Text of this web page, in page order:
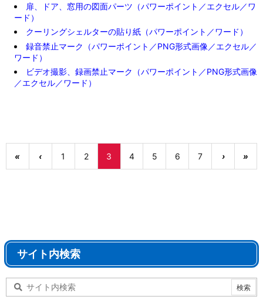
扉、ドア、窓用の図面パーツ（パワーポイント／エクセル／ワ
ード）
クーリングシェルターの貼り紙（パワーポイント／ワード）
録音禁止マーク（パワーポイント／PNG形式画像／エクセル／
ワード）
ビデオ撮影、録画禁止マーク（パワーポイント／PNG形式画像
／エクセル／ワード）
« ‹ 1 2 3 4 5 6 7 › »
サイト内検索